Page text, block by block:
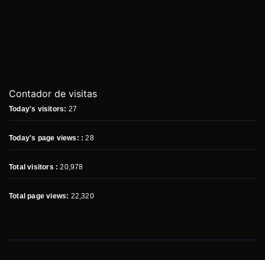
Contador de visitas
Today's visitors: 27
Today's page views: :28
Total visitors :20,978
Total page views: 22,320